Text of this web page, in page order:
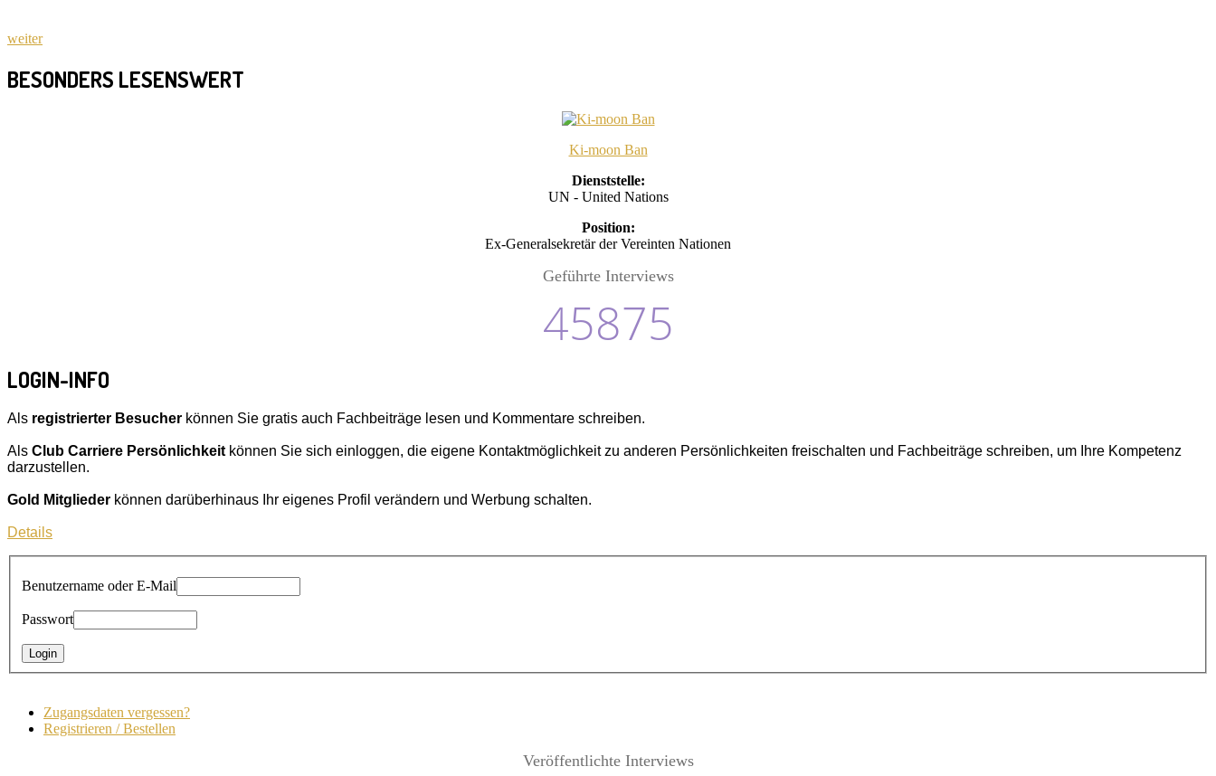
weiter
BESONDERS LESENSWERT
Ki-moon Ban
Dienststelle:
UN - United Nations
Position:
Ex-Generalsekretär der Vereinten Nationen
Geführte Interviews
45875
LOGIN-INFO
Als registrierter Besucher können Sie gratis auch Fachbeiträge lesen und Kommentare schreiben.
Als Club Carriere Persönlichkeitkönnen Sie sich einloggen, die eigene Kontaktmöglichkeit zu anderen Persönlichkeiten freischalten und Fachbeiträge schreiben, um Ihre Kompetenz
darzustellen.
Gold Mitglieder können darüberhinaus Ihr eigenes Profil verändern und Werbung schalten.
Details
Benutzername oder E-Mail
Passwort
Zugangsdaten vergessen?
Registrieren / Bestellen
Veröffentlichte Interviews